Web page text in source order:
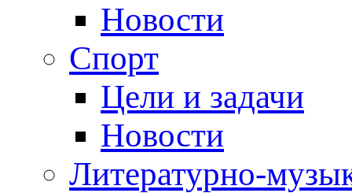
Новости
Спорт
Цели и задачи
Новости
Литературно-